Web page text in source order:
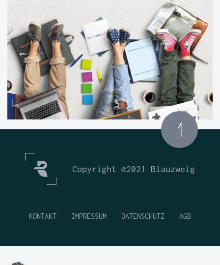
Copyright ©2021 Blauzweig
KONTAKT IMPRESSUM DATENSCHUTZ AGB